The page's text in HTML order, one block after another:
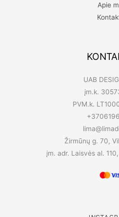
Apie
UAB
įm.k.
PVM.k.
Žirmūnų g. 70,
įm. adr. Laisvės al.